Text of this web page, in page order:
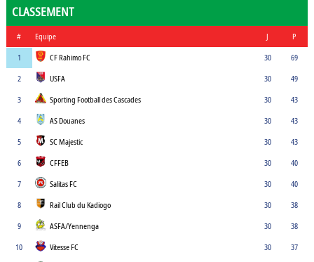
CLASSEMENT
# Equipe J
P
1
CF Rahimo FC 30
69
2
USFA 30
49
3
Sporting Football des Cascades 30
43
4
AS Douanes 30
43
5
SC Majestic 30
43
6
CFFEB 30
40
7
Salitas FC 30
40
8
Rail Club du Kadiogo 30
38
9
ASFA/Yennenga 30
38
10
Vitesse FC 30
37